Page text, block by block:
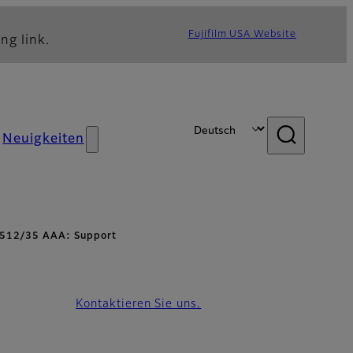
link. Fujifilm USA Website
Neuigkeiten
35 AAA: Support
Kontaktieren Sie uns.